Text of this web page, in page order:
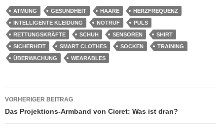
ATMUNG GESUNDHEIT HAARE
HERZFREQUENZ
INTELLIGENTE KLEIDUNG
NOTRUF
PULS
RETTUNGSKRÄFTE
SCHUH SENSOREN
SHIRT
SICHERHEIT
SMART CLOTHES SOCKEN
TRAINING
ÜBERWACHUNG
WEARABLES
Beitragsnavigation
VORHERIGER BEITRAG
Das Projektions-Armband von Cicret: Was ist dran?